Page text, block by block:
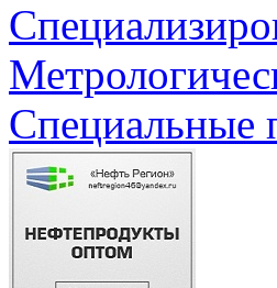
Специальные